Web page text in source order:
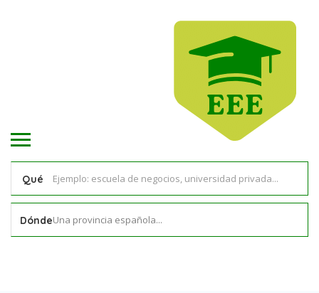
Qué
DóndeUna provincia española...